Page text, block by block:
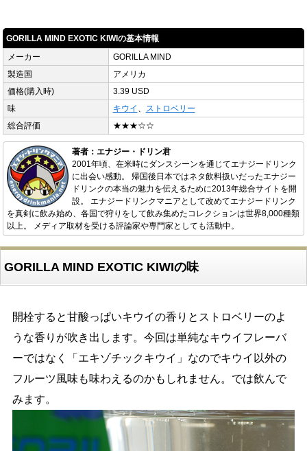
GORILLA MIND EXOTIC KIWIの基本情報
メーカー
GORILLA MIND
製造国
アメリカ
価格(購入時)
3.39 USD
味
キウイ 、
ストロベリー
総合評価
★★★☆☆
著者：エナジー・ドリン君
2001年頃、在米時にダンスシーンを通じてエナジードリンク
に出会い感動。 帰国後日本ではネタ飲料扱いだったエナジー
ドリンクの本当の魅力を伝えるために2013年総合サイトを開
設。 エナジードリンクマニアとして改めてエナジードリンク
を真剣に飲み始め、各国で狩りをして飲み集めたコレクションは世界8,000種類
以上。 メディア取材を受ける評論家や専門家としても活動中。
GORILLA MIND EXOTIC KIWIの味
開栓すると甘酸っぱいキウイの香りとストロベリーのよ
うな香りが吹き出します。今回は単純なキウイフレーバ
ーではなく「エキゾチックキウイ」なのでキウイ以外の
フルーツ風味も味わえるのかもしれません。では飲んで
みます。